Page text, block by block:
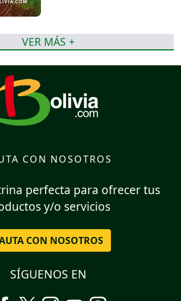
VER MÁS +
CON NOSOTROS
perfecta para ofrecer tus
y/o servicios
CON NOSOTROS
SÍGUENOS EN